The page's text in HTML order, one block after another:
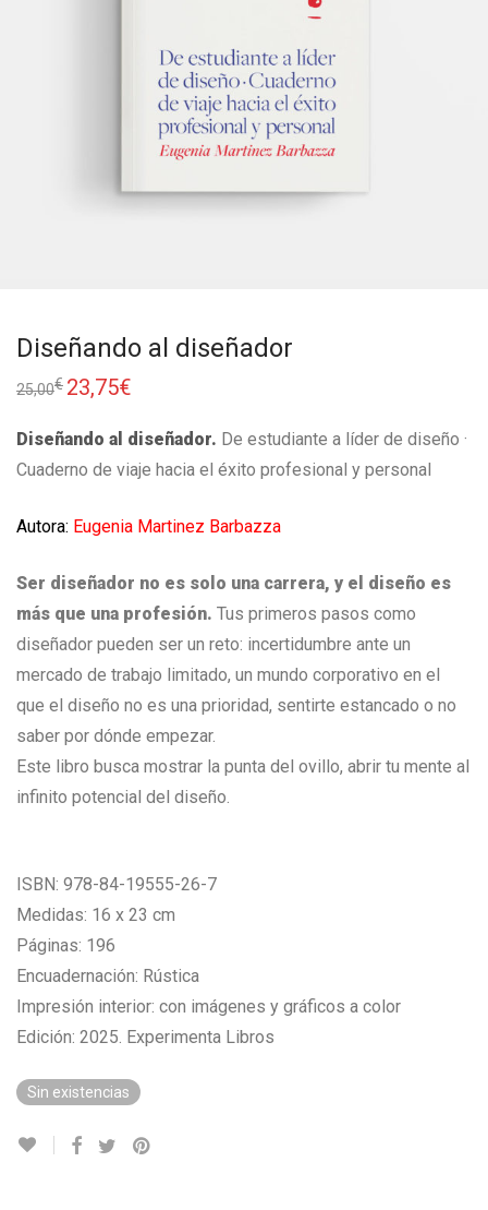
Diseñando al diseñador
25,00€ 23,75€
Diseñando al diseñador. De estudiante a líder de diseño ·
Cuaderno de viaje hacia el éxito profesional y personal
Autora: Eugenia Martinez Barbazza
Ser diseñador no es solo una carrera, y el diseño es
más que una profesión. Tus primeros pasos como
diseñador pueden ser un reto: incertidumbre ante un
mercado de trabajo limitado, un mundo corporativo en el
que el diseño no es una prioridad, sentirte estancado o no
saber por dónde empezar.
Este libro busca mostrar la punta del ovillo, abrir tu mente al
infinito potencial del diseño.
ISBN: 978-84-19555-26-7
Medidas: 16 x 23 cm
Páginas: 196
Encuadernación: Rústica
Impresión interior: con imágenes y gráficos a color
Edición: 2025. Experimenta Libros
Sin existencias